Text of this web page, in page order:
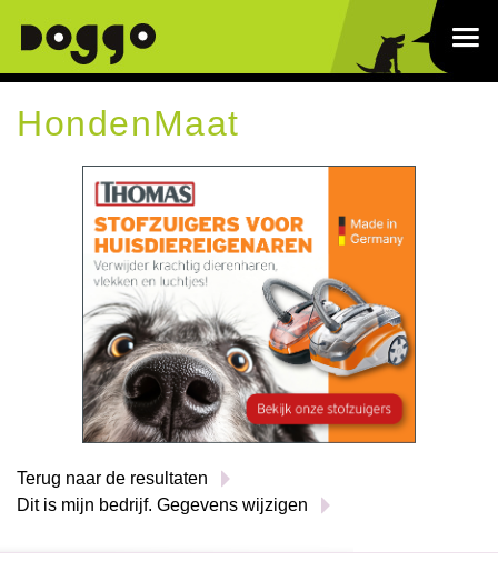
HondenMaat
Terug naar de resultaten
Dit is mijn bedrijf. Gegevens wijzigen